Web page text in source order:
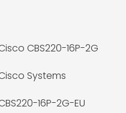
CBS220-16P-2G
Systems
16P-2G-EU